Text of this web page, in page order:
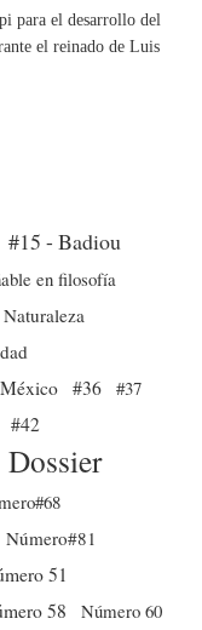
para el desarrollo del
el reinado de Luis
#15 - Badiou
en filosofía
#36 #37
#42
Dossier
Número#81
51
58
Número 60